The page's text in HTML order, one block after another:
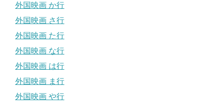
外国映画 か行
外国映画 さ行
外国映画 た行
外国映画 な行
外国映画 は行
外国映画 ま行
外国映画 や行